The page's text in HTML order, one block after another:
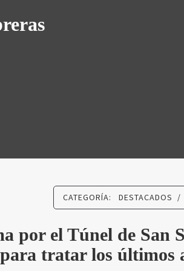
SAN
CATEGORÍA: DESTACADOS /
por el Túnel de San
tratar los últimos